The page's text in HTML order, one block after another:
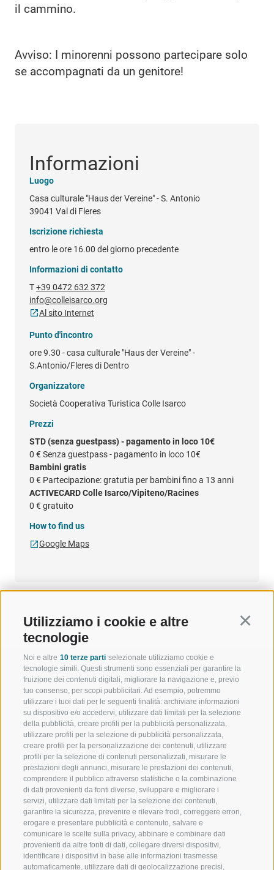
Utilizziamo i cookie e altre
tecnologie
Noi e altre 10 terze parti selezionate utilizziamo cookie e
tecnologie simili. Questi strumenti sono essenziali per garantire la
fruizione dei contenuti digitali, migliorare la navigazione e, previo
tuo consenso, per scopi pubblicitari. Ad esempio, potremmo
utilizzare i tuoi dati per le seguenti finalità: archiviare informazioni
su dispositivo e/o accedervi, utilizzare dati limitati per la selezione
della pubblicità, creare profili per la pubblicità personalizzata,
utilizzare profili per la selezione di pubblicità personalizzata,
creare profili per la personalizzazione dei contenuti, utilizzare
profili per la selezione di contenuti personalizzati, misurare le
prestazioni degli annunci, misurare le prestazioni dei contenuti,
comprendere il pubblico attraverso statistiche o la combinazione
di dati provenienti da fonti diverse, sviluppare e migliorare i
servizi, utilizzare dati limitati per la selezione dei contenuti,
garantire la sicurezza, prevenire e rilevare frodi, correggere errori,
erogare e presentare pubblicità e contenuto, salvare e
comunicare le scelte sulla privacy, abbinare e combinare dati
provenienti da altre fonti di dati, collegare diversi dispositivi,
identificare i dispositivi in base alle informazioni trasmesse
automaticamente, utilizzare dati di geolocalizzazione precisi,
il cammino.
Avviso: I minorenni possono partecipare solo
se accompagnati da un genitore!
Informazioni
Luogo
Casa culturale "Haus der Vereine" - S. Antonio
39041 Val di Fleres
Iscrizione richiesta
entro le ore 16.00 del giorno precedente
Informazioni di contatto
T+39 0472 632 372
info@colleisarco.org
Al sito Internet
Punto d'incontro
ore 9.30 - casa culturale "Haus der Vereine" -
S.Antonio/Fleres di Dentro
Organizzatore
Società Cooperativa Turistica Colle Isarco
Prezzi
STD (senza guestpass) - pagamento in loco 10€
0 € Senza guestpass - pagamento in loco 10€
Bambini gratis
0 € Partecipazione: gratutia per bambini fino a 13 anni
ACTIVECARD Colle Isarco/Vipiteno/Racines
0 € gratuito
How to find us
Google Maps
BENVENUTI NELLA REGIONE
TURISTICA DI RACINES
VAL GIOVO
VAL RACINES
VAL RIDANNA
IMPIANTI DI RISALITA
SCUOLA DI SCI RACINES
SPORT E
MOMENTI
SCIARE
ESCURSIONI
ALTA
BIKE
FONDO